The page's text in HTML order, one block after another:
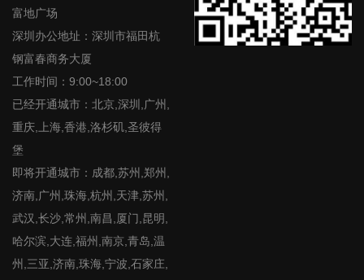
富地广场
深圳办公地址：深圳市福田杭
钢富春商务大厦
工作时间：9:00~18:00
已经开通城市：北京,深圳,广州,
重庆,上海,香港,洛杉矶,圣彼得
堡
即将开通城市：成都,苏州,郑州,
济南,广州,珠海,杭州,天津,苏州,
武汉,长沙,常州,南昌,厦门,昆明,
哈尔滨,大连,福州,南京,青岛,温
州,三亚,济南,珠海,宁波,石家庄,